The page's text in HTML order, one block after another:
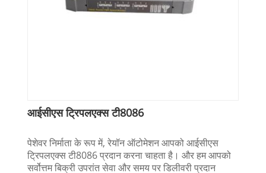
आईसीएस ट्रिपलएक्स टी8086
पेशेवर निर्माता के रूप में, रेयॉन ऑटोमेशन आपको आईसीएस
ट्रिपलएक्स टी8086 प्रदान करना चाहता है। और हम आपको
सर्वोत्तम बिक्री उपरांत सेवा और समय पर डिलीवरी प्रदान